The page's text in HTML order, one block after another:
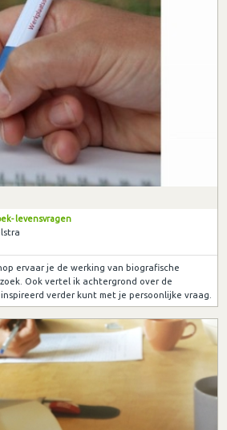
levensvragen
ervaar je de werking van biografische
Ook vertel ik achtergrond over de
verder kunt met je persoonlijke vraag.